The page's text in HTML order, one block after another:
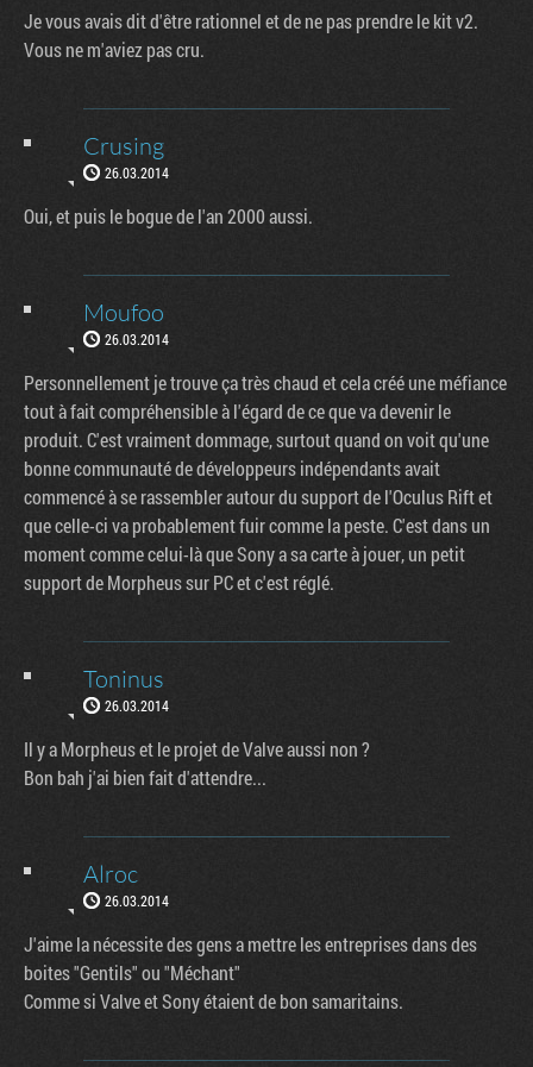
Je vous avais dit d'être rationnel et de ne pas prendre le kit v2.
Vous ne m'aviez pas cru.
Crusing
26.03.2014
Oui, et puis le bogue de l'an 2000 aussi.
Moufoo
26.03.2014
Personnellement je trouve ça très chaud et cela créé une méfiance
tout à fait compréhensible à l'égard de ce que va devenir le
produit. C'est vraiment dommage, surtout quand on voit qu'une
bonne communauté de développeurs indépendants avait
commencé à se rassembler autour du support de l'Oculus Rift et
que celle-ci va probablement fuir comme la peste. C'est dans un
moment comme celui-là que Sony a sa carte à jouer, un petit
support de Morpheus sur PC et c'est réglé.
Toninus
26.03.2014
Il y a Morpheus et le projet de Valve aussi non ?
Bon bah j'ai bien fait d'attendre...
Alroc
26.03.2014
J'aime la nécessite des gens a mettre les entreprises dans des
boites "Gentils" ou "Méchant"
Comme si Valve et Sony étaient de bon samaritains.